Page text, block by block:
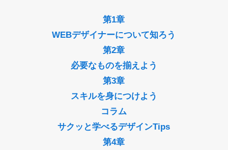
第1章
WEBデザイナーについて知ろう
第2章
必要なものを揃えよう
第3章
スキルを身につけよう
コラム
サクッと学べるデザインTips
第4章